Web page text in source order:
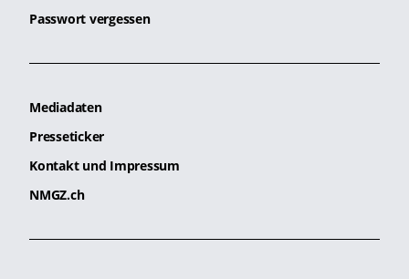
Passwort vergessen
Mediadaten
Presseticker
Kontakt und Impressum
NMGZ.ch